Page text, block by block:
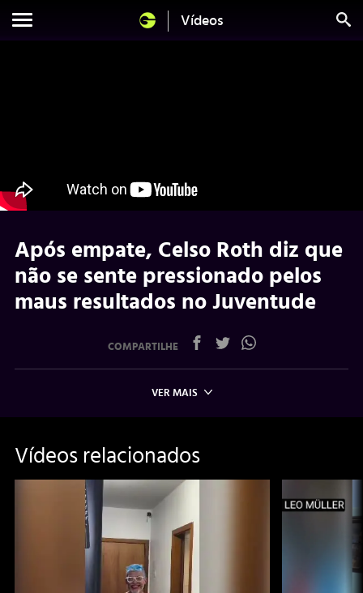
Vídeos
Após empate, Celso Roth diz que
não se sente pressionado pelos
maus resultados no Juventude
COMPARTILHE
VER MAIS
Vídeos relacionados